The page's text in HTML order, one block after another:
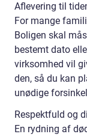
Aflevering til
For mange
Boligen skal
bestemt dato
virksomhed vil
den, så du kan
unødige
Respektfuld og
En rydning af